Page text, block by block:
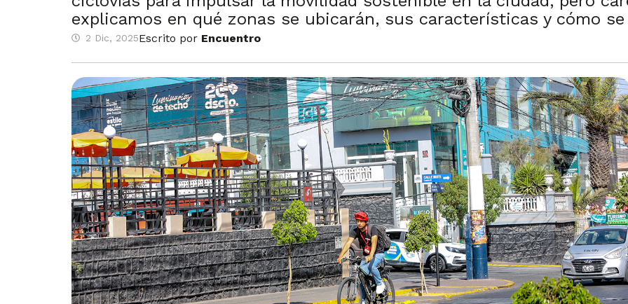
explicamos en qué zonas se ubicarán, sus características y cómo
2 Dic, 2025Escrito por Encuentro